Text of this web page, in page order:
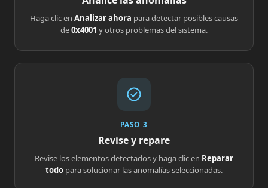
Haga clic en Analizar ahora para detectar posibles causas
de0x4001 y otros problemas del sistema.
PASO 3
Revise y repare
Revise los elementos detectados y haga clic en Reparar
todo para solucionar las anomalías seleccionadas.